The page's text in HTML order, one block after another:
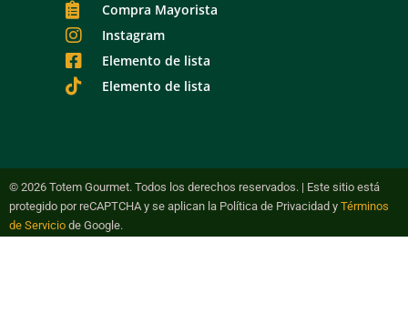
Compra Mayorista
Instagram
Elemento de lista
Elemento de lista
© 2026 Totem Gourmet. Todos los derechos reservados. | Este sitio está
protegido por reCAPTCHA y se aplican la Política de Privacidad y Términos
de Servicio de Google.